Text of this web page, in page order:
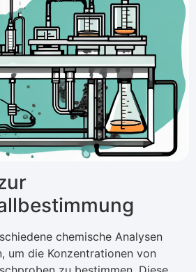
chemische Analysen
um die Konzentrationen von